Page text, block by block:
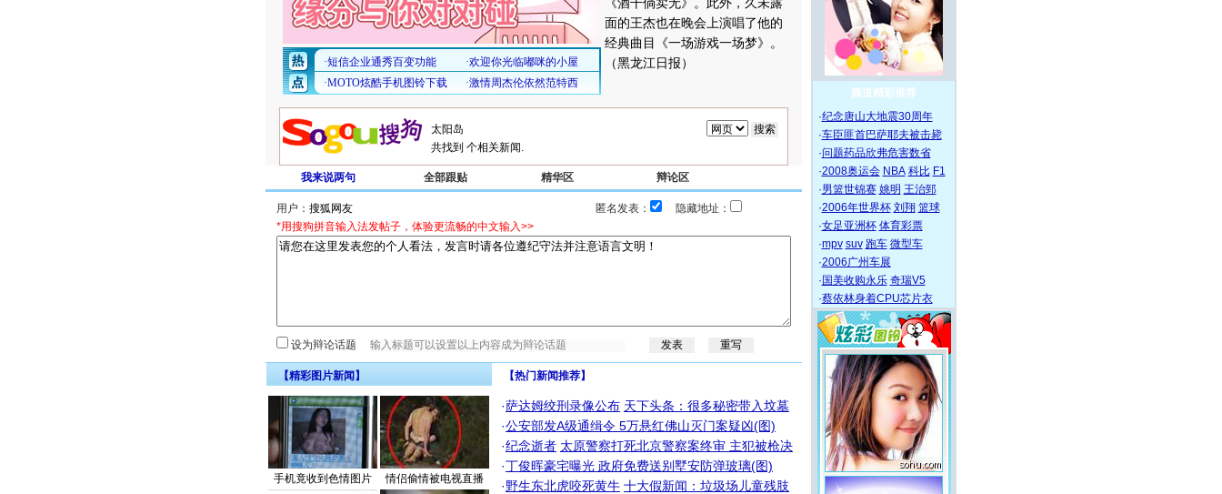
面的王杰也在晚会上演唱了他的
经典曲目《一场游戏一场梦》。
（黑龙江日报）
共找到 个相关新闻.
我来说两句 全部跟贴 精华区 辩论区
用户： 匿名发表：
隐藏地址：
*用搜狗拼音输入法发帖子，体验更流畅的中文输入>>
设为辩论话题
【精彩图片新闻】
手机竟收到色情图片 情侣偷情被电视直播
【热门新闻推荐】
·萨达姆绞刑录像公布 天下头条：很多秘密带入坟墓
·公安部发A级通缉令 5万悬红佛山灭门案疑凶(图)
·纪念逝者 太原警察打死北京警察案终审 主犯被枪决
·丁俊晖豪宅曝光 政府免费送别墅安防弹玻璃(图)
·野生东北虎咬死黄牛 十大假新闻：垃圾场儿童残肢
频道精彩推荐
·纪念唐山大地震30周年
·车臣匪首巴萨耶夫被击毙
·问题药品欣弗危害数省
·2008奥运会 NBA 科比 F1
·男篮世锦赛 姚明 王治郅
·2006年世界杯 刘翔 篮球
·女足亚洲杯 体育彩票
·mpv suv 跑车 微型车
·2006广州车展
· 国美收购永乐 奇瑞V5
·蔡依林身着CPU芯片衣